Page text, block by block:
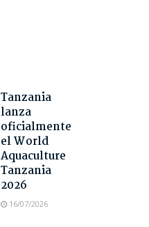
Tanzania
lanza
oficialmente
el World
Aquaculture
Tanzania
2026
16/07/2026